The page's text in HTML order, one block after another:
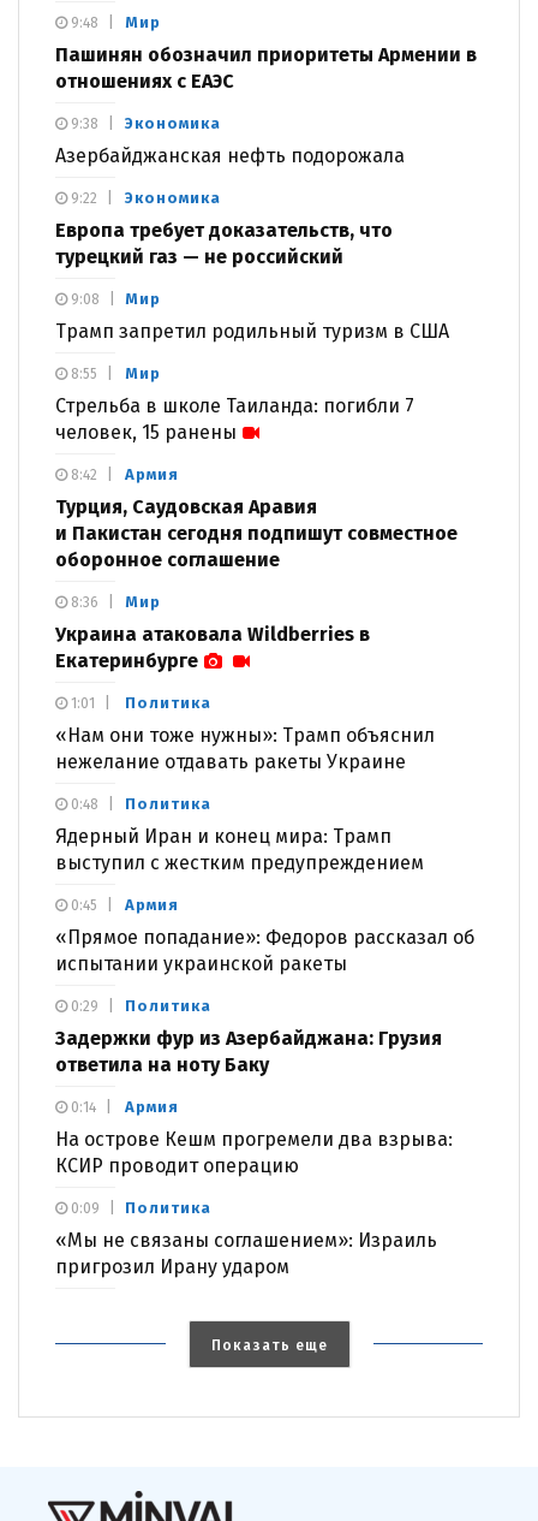
Мир
Пашинян обозначил приоритеты Армении в
отношениях с ЕАЭС
9:48
Экономика
Азербайджанская нефть подорожала
9:38
Экономика
Европа требует доказательств, что
турецкий газ — не российский
9:22
Мир
Трамп запретил родильный туризм в США
9:08
Мир
Стрельба в школе Таиланда: погибли 7
человек, 15 ранены
8:55
Армия
Турция, Саудовская Аравия
и Пакистан сегодня подпишут совместное
оборонное соглашение
8:42
Мир
Украина атаковала Wildberries в
Екатеринбурге
8:36
Политика
«Нам они тоже нужны»: Трамп объяснил
нежелание отдавать ракеты Украине
1:01
Политика
Ядерный Иран и конец мира: Трамп
выступил с жестким предупреждением
0:48
Армия
«Прямое попадание»: Федоров рассказал об
испытании украинской ракеты
0:45
Политика
Задержки фур из Азербайджана: Грузия
ответила на ноту Баку
0:29
Армия
На острове Кешм прогремели два взрыва:
КСИР проводит операцию
0:14
Политика
«Мы не связаны соглашением»: Израиль
пригрозил Ирану ударом
0:09
Показать еще